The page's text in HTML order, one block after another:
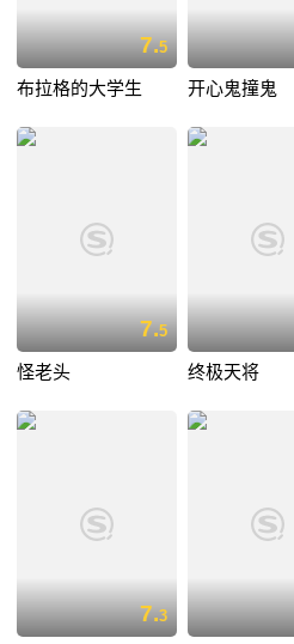
7.5
布拉格的大学生 开心鬼撞鬼
7.5
怪老头 终极天将
7.3